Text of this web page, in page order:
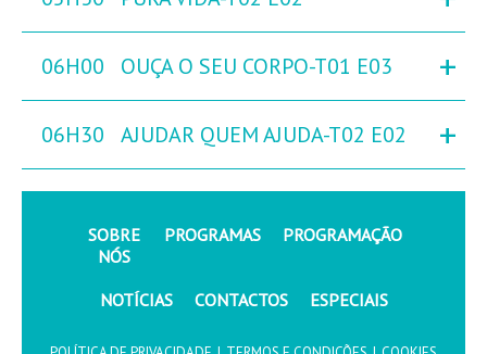
06H00 OUÇA O SEU CORPO-T01 E03 +
06H30 AJUDAR QUEM AJUDA-T02 E02 +
SOBRE
NÓS
PROGRAMAS PROGRAMAÇÃO
NOTÍCIAS CONTACTOS ESPECIAIS